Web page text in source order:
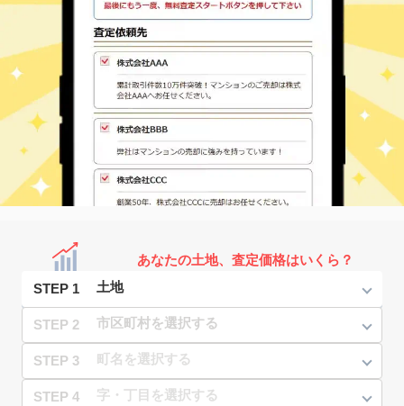
あなたの土地、査定価格はいくら？
STEP 1
STEP 2
STEP 3
STEP 4